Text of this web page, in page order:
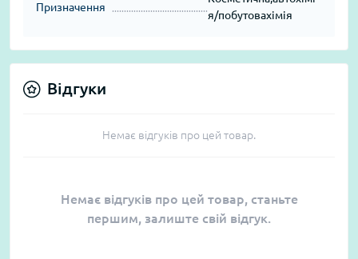
Призначення
я/побутовахімія
Відгуки
Немає відгуків про цей товар.
Немає відгуків про цей товар, станьте
першим, залиште свій відгук.